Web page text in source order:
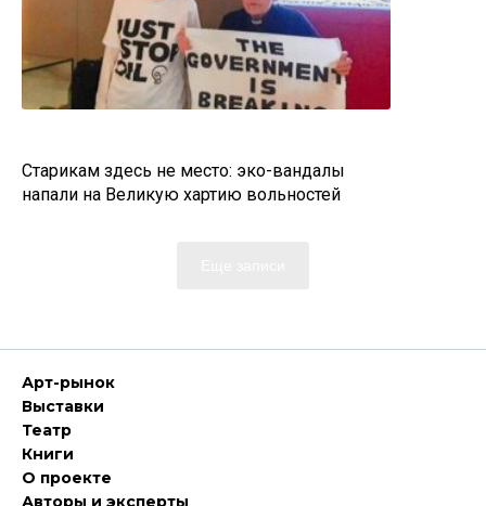
Старикам здесь не место: эко-вандалы
напали на Великую хартию вольностей
Арт-рынок
Выставки
Театр
Книги
О проекте
Авторы и эксперты